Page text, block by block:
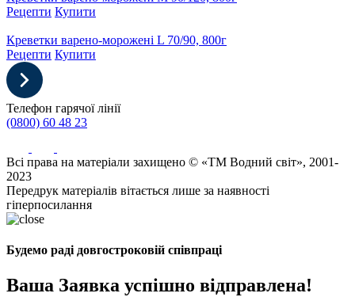
Рецепти Купити
Креветки варено-морожені L 70/90, 800г
Рецепти Купити
Телефон гарячої лінії
(0800) 60 48 23
Всі права на матеріали захищено © «ТМ Водний світ», 2001-
2023
Передрук матеріалів вітається лише за наявності
гіперпосилання
Будемо раді довгостроковій співпраці
Ваша Заявка успішно відправлена!